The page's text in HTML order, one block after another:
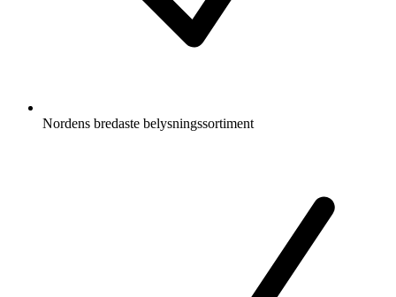
Nordens bredaste belysningssortiment